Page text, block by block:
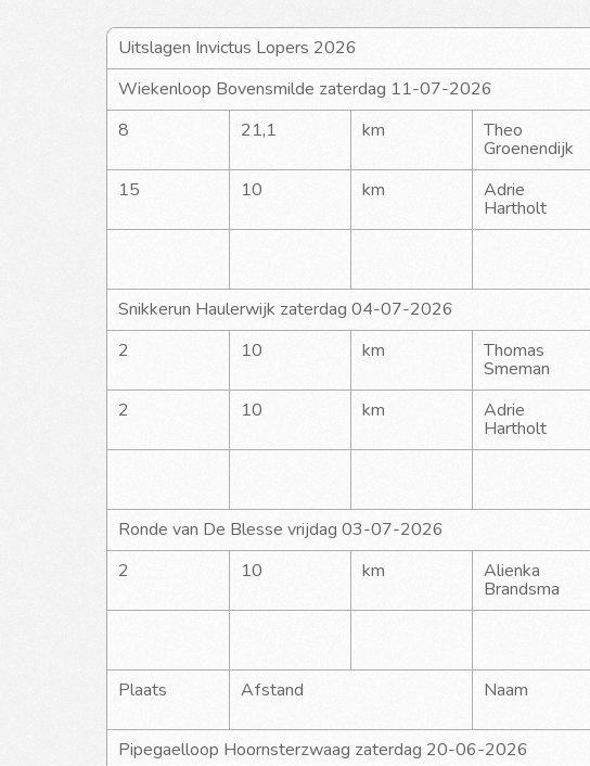
Uitslagen Invictus Lopers 2026
Wiekenloop Bovensmilde zaterdag 11-07-2026
8
21,1 km Theo
Groenendijk
15 10 km Adrie
Hartholt
Snikkerun Haulerwijk zaterdag 04-07-2026
2
10 km Thomas
Smeman
2 10 km Adrie
Hartholt
Ronde van De Blesse vrijdag 03-07-2026
2
10 km Alienka
Brandsma
Plaats Afstand Naam
Pipegaelloop Hoornsterzwaag zaterdag 20-06-2026